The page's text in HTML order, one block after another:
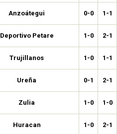
Anzoátegui 0-0 1-1
Deportivo Petare 1-0 2-1
Trujillanos 1-0 1-1
Ureña 0-1 2-1
Zulia 1-0 1-0
Huracan 1-0 2-1